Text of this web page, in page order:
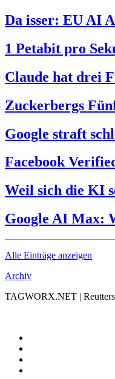
Da isser: EU AI
1 Petabit pro
Claude hat drei
Zuckerbergs
Google straft
Facebook
Weil sich die KI
Google AI Max:
Alle Einträge anzeigen
Archiv
TAGWORX.NET |